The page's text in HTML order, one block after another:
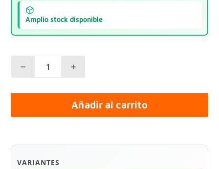
Amplio stock disponible
Añadir al carrito
VARIANTES